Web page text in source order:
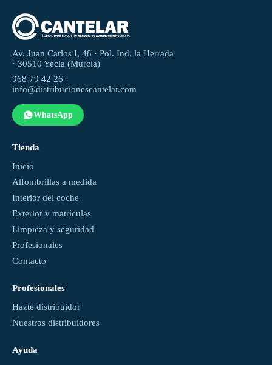
Av. Juan Carlos I, 48 · Pol. Ind. la Herrada
· 30510 Yecla (Murcia)
968 79 42 26 ·
info@distribucionescantelar.com
WhatsApp
Tienda
Inicio
Alfombrillas a medida
Interior del coche
Exterior y matrículas
Limpieza y seguridad
Profesionales
Contacto
Profesionales
Hazte distribuidor
Nuestros distribuidores
Ayuda